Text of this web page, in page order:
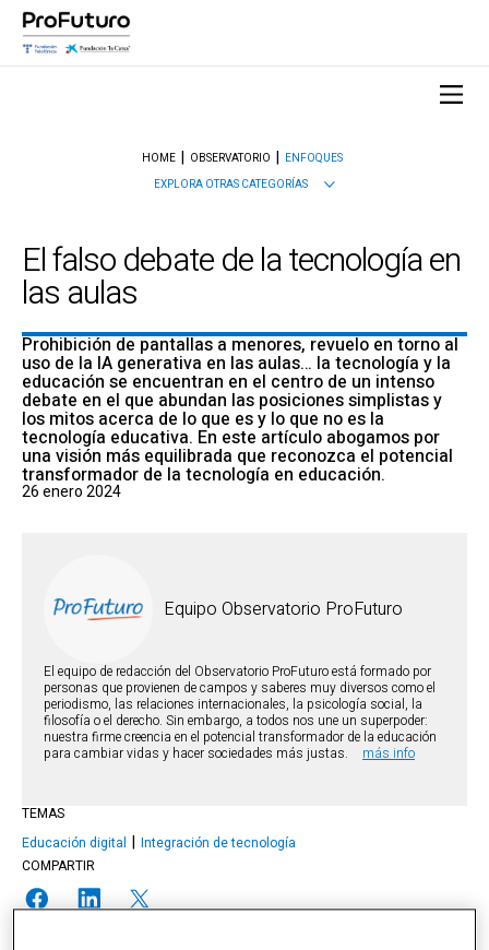
HOME OBSERVATORIO
ENFOQUES
EXPLORA OTRAS CATEGORÍAS
El falso debate de la tecnología en
las aulas
Prohibición de pantallas a menores, revuelo en torno al
uso de la IA generativa en las aulas… la tecnología y la
educación se encuentran en el centro de un intenso
debate en el que abundan las posiciones simplistas y
los mitos acerca de lo que es y lo que no es la
tecnología educativa. En este artículo abogamos por
una visión más equilibrada que reconozca el potencial
transformador de la tecnología en educación.
26 enero 2024
Equipo Observatorio ProFuturo
El equipo de redacción del Observatorio ProFuturo está formado por
personas que provienen de campos y saberes muy diversos como el
periodismo, las relaciones internacionales, la psicología social, la
filosofía o el derecho. Sin embargo, a todos nos une un superpoder:
nuestra firme creencia en el potencial transformador de la educación
para cambiar vidas y hacer sociedades más justas.
más info
TEMAS
Educación digital
Integración de tecnología
COMPARTIR